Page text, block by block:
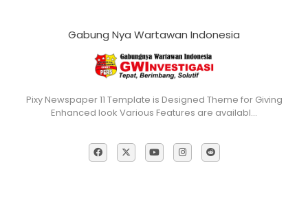
Gabung Nya Wartawan Indonesia
Pixy Newspaper 11 Template is Designed Theme for Giving
Enhanced look Various Features are availabl…